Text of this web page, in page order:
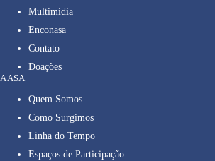
Multimídia
Enconasa
Contato
Doações
A ASA
Quem Somos
Como Surgimos
Linha do Tempo
Espaços de Participação